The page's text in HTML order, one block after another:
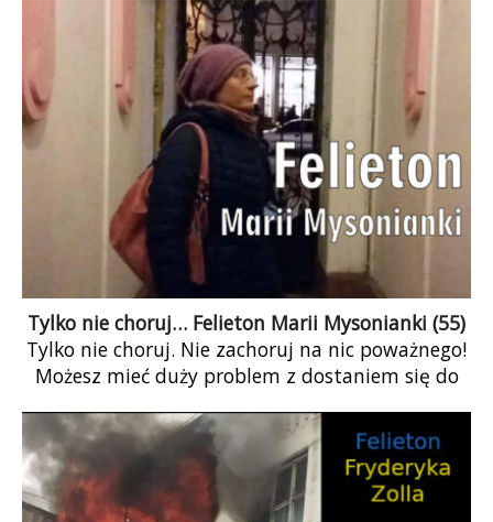
zgodzić.
Tylko nie choruj… Felieton Marii Mysonianki (55)
Tylko nie choruj. Nie zachoruj na nic poważnego!
Możesz mieć duży problem z dostaniem się do
chorymi i umierającymi na COVID i inne choroby.
Tylko nie choruj. Zaszczep się i miej nadzieję, że
twój sąsiad, do tej pory przeciwny szczepieniom,
też się zaszczepi. Tylko nie choruj…